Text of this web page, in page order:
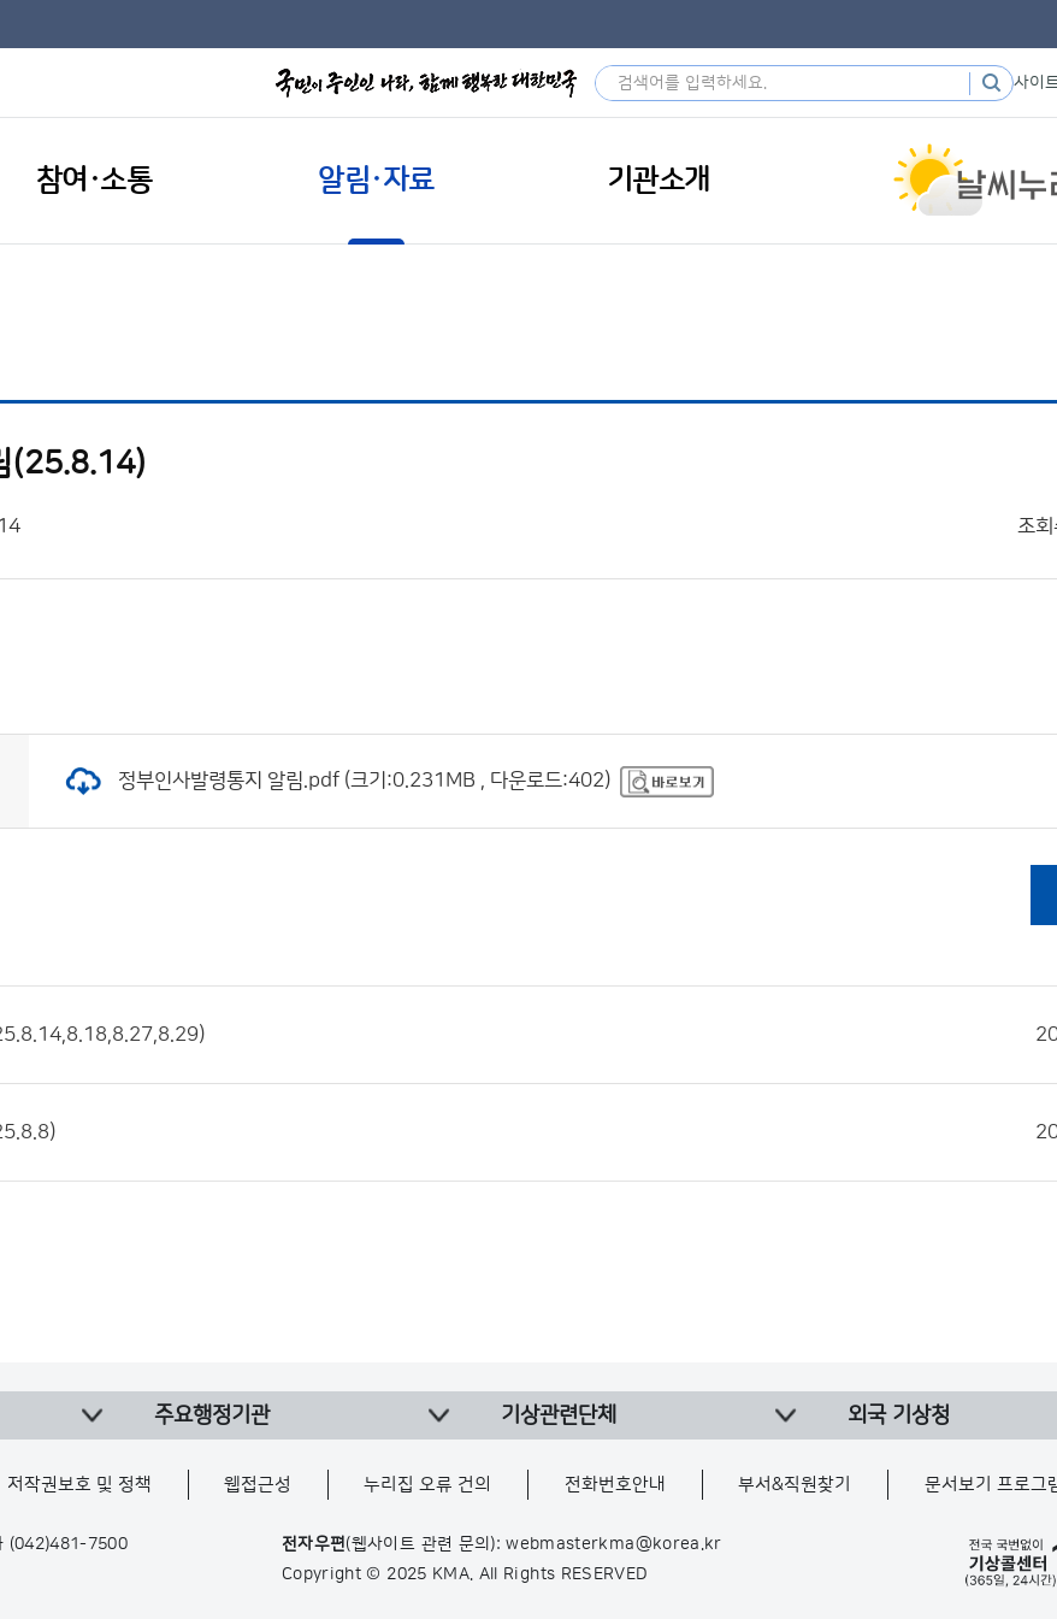
사이
참여·소통 알림·자료 기관소개
(25.8.14)
조회
정부인사발령통지 알림.pdf (크기:0.231MB , 다운로드:402)
주요행정기관 기상관련단체 외국 기상청
저작권보호 및 정책 웹접근성 누리집 오류 건의 전화번호안내 부서&직원찾기 문서보기 프로그
(042)481-7500
전자우편(웹사이트 관련 문의): webmasterkma@korea.kr
Copyright © 2025 KMA. All Rights RESERVED